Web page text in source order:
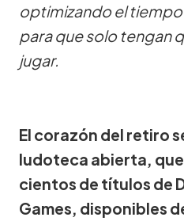
optimizando el
para que solo tengan
jugar.
El corazón del retiro
ludoteca abierta,
cientos de títulos de
Games, disponibles